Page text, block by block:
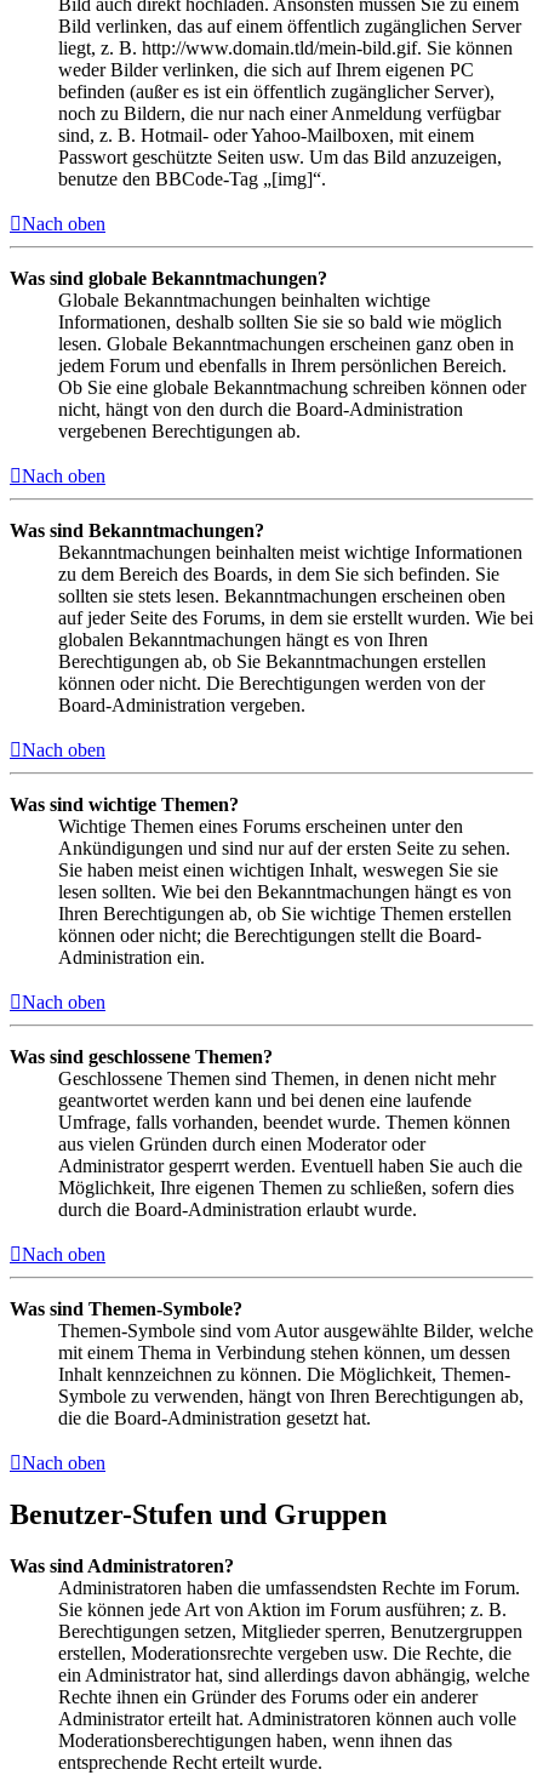
Bild verlinken, das auf einem öffentlich zugänglichen Server
liegt, z. B. http://www.domain.tld/mein-bild.gif. Sie können
weder Bilder verlinken, die sich auf Ihrem eigenen PC
befinden (außer es ist ein öffentlich zugänglicher Server),
noch zu Bildern, die nur nach einer Anmeldung verfügbar
sind, z. B. Hotmail- oder Yahoo-Mailboxen, mit einem
Passwort geschützte Seiten usw. Um das Bild anzuzeigen,
benutze den BBCode-Tag „[img]“.
Nach oben
Was sind globale Bekanntmachungen?
Globale Bekanntmachungen beinhalten wichtige
Informationen, deshalb sollten Sie sie so bald wie möglich
lesen. Globale Bekanntmachungen erscheinen ganz oben in
jedem Forum und ebenfalls in Ihrem persönlichen Bereich.
Ob Sie eine globale Bekanntmachung schreiben können oder
nicht, hängt von den durch die Board-Administration
vergebenen Berechtigungen ab.
Nach oben
Was sind Bekanntmachungen?
Bekanntmachungen beinhalten meist wichtige Informationen
zu dem Bereich des Boards, in dem Sie sich befinden. Sie
sollten sie stets lesen. Bekanntmachungen erscheinen oben
auf jeder Seite des Forums, in dem sie erstellt wurden. Wie bei
globalen Bekanntmachungen hängt es von Ihren
Berechtigungen ab, ob Sie Bekanntmachungen erstellen
können oder nicht. Die Berechtigungen werden von der
Board-Administration vergeben.
Nach oben
Was sind wichtige Themen?
Wichtige Themen eines Forums erscheinen unter den
Ankündigungen und sind nur auf der ersten Seite zu sehen.
Sie haben meist einen wichtigen Inhalt, weswegen Sie sie
lesen sollten. Wie bei den Bekanntmachungen hängt es von
Ihren Berechtigungen ab, ob Sie wichtige Themen erstellen
können oder nicht; die Berechtigungen stellt die Board-
Administration ein.
Nach oben
Was sind geschlossene Themen?
Geschlossene Themen sind Themen, in denen nicht mehr
geantwortet werden kann und bei denen eine laufende
Umfrage, falls vorhanden, beendet wurde. Themen können
aus vielen Gründen durch einen Moderator oder
Administrator gesperrt werden. Eventuell haben Sie auch die
Möglichkeit, Ihre eigenen Themen zu schließen, sofern dies
durch die Board-Administration erlaubt wurde.
Nach oben
Was sind Themen-Symbole?
Themen-Symbole sind vom Autor ausgewählte Bilder, welche
mit einem Thema in Verbindung stehen können, um dessen
Inhalt kennzeichnen zu können. Die Möglichkeit, Themen-
Symbole zu verwenden, hängt von Ihren Berechtigungen ab,
die die Board-Administration gesetzt hat.
Nach oben
Benutzer-Stufen und Gruppen
Was sind Administratoren?
Administratoren haben die umfassendsten Rechte im Forum.
Sie können jede Art von Aktion im Forum ausführen; z. B.
Berechtigungen setzen, Mitglieder sperren, Benutzergruppen
erstellen, Moderationsrechte vergeben usw. Die Rechte, die
ein Administrator hat, sind allerdings davon abhängig, welche
Rechte ihnen ein Gründer des Forums oder ein anderer
Administrator erteilt hat. Administratoren können auch volle
Moderationsberechtigungen haben, wenn ihnen das
entsprechende Recht erteilt wurde.